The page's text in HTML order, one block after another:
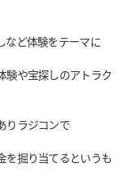
など体験をテーマに
験や宝探しのアトラク
りラジコンで
を掘り当てるというも